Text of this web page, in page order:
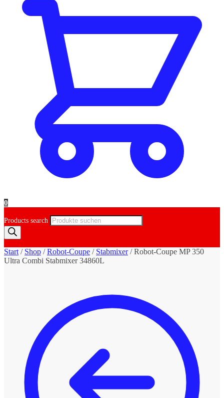
0
Products search
Start / Shop /Robot-Coupe / Stabmixer/Robot-Coupe MP 350
Ultra Combi Stabmixer 34860L